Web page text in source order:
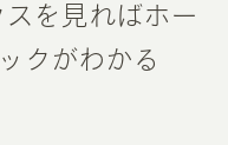
を見ればホー
クがわかる